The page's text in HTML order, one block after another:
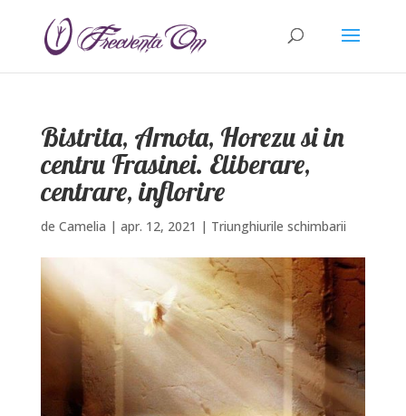
Bistrita, Arnota, Horezu si in
centru Frasinei. Eliberare,
centrare, inflorire
de Camelia | apr. 12, 2021 | Triunghiurile schimbarii